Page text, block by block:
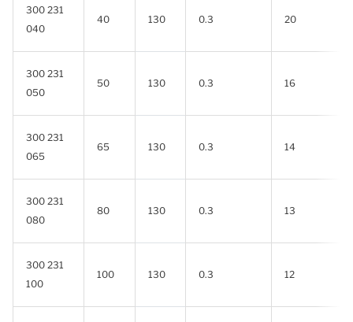
300 231
040
40 130 0.3 20
300 231
050
50 130 0.3 16
300 231
065
65 130 0.3 14
300 231
080
80 130 0.3 13
300 231
100
100 130 0.3 12